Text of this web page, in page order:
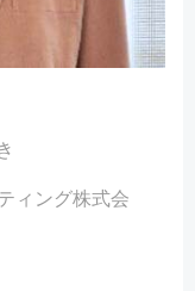
ィング株式会